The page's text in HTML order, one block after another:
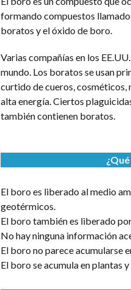
formando compuestos
boratos y el óxido de boro.
Varias compañías en los
mundo. Los boratos se usan
curtido de cueros,
alta energía. Ciertos
también contienen boratos.
El boro es liberado al medio
geotérmicos.
El boro también es liberado
No hay ninguna información
El boro no parece acumularse
El boro se acumula en plantas